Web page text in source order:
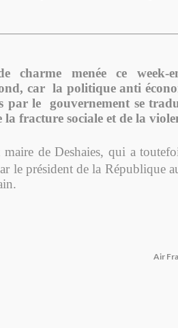
charme menée ce week-
car la politique anti
par le gouvernement se
fracture sociale et de la
maire de Deshaies, qui a
le président de la République
Air